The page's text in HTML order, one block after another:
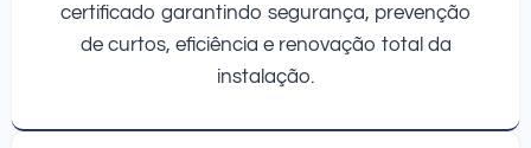
certificado garantindo segurança, prevenção
de curtos, eficiência e renovação total da
instalação.